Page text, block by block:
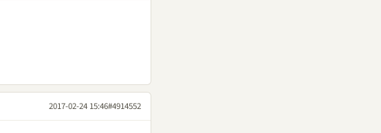
2017-02-24 15:46#4914552